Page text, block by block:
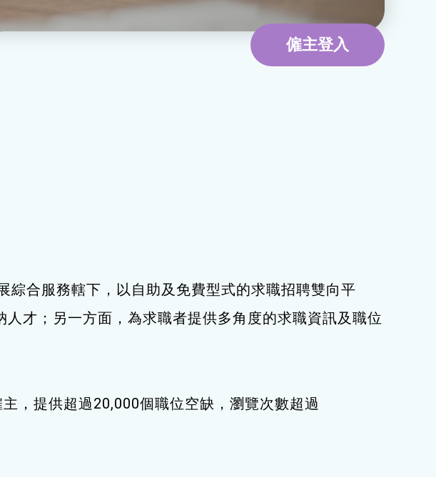
教育康體
環境服務
業服務
僱主登入
綜合服務轄下，以自助及免費型式的求職招聘雙向平
才；另一方面，為求職者提供多角度的求職資訊及職位
，提供超過20,000個職位空缺，瀏覽次數超過